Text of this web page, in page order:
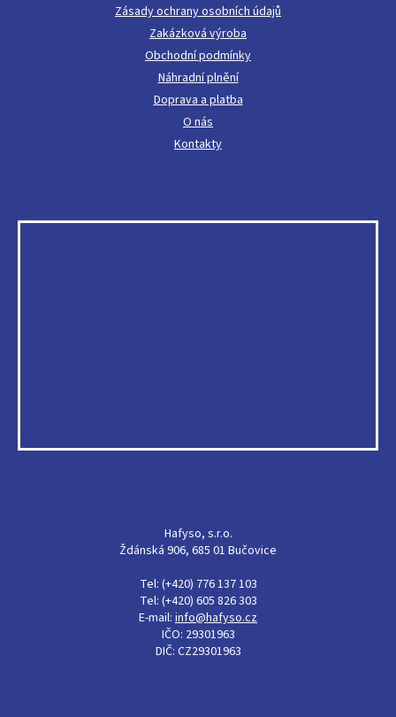
Zásady ochrany osobních údajů
Zakázková výroba
Obchodní podmínky
Náhradní plnění
Doprava a platba
O nás
Kontakty
Hafyso, s.r.o.
Ždánská 906, 685 01 Bučovice
Tel: (+420) 776 137 103
Tel: (+420) 605 826 303
E-mail: info@hafyso.cz
IČO: 29301963
DIČ: CZ29301963